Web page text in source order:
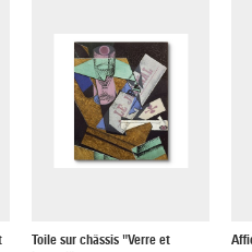
Toile sur châssis "Verre et